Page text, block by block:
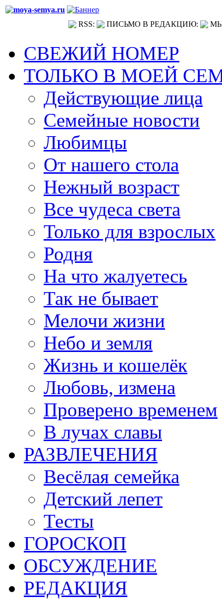
RSS: ПИСЬМО В РЕДАКЦИЮ:
СВЕЖИЙ НОМЕР
ТОЛЬКО В МОЕЙ
Действующие лица
Семейные новости
Любимцы
От нашего стола
Нежный возраст
Все чудеса света
Только для взрослых
Родня
На что жалуетесь
Так не бывает
Мелочи жизни
Небо и земля
Жизнь и кошелёк
Любовь, измена
Проверено временем
В лучах славы
РАЗВЛЕЧЕНИЯ
Весёлая семейка
Детский лепет
Тесты
ГОРОСКОП
ОБСУЖДЕНИЕ
РЕДАКЦИЯ